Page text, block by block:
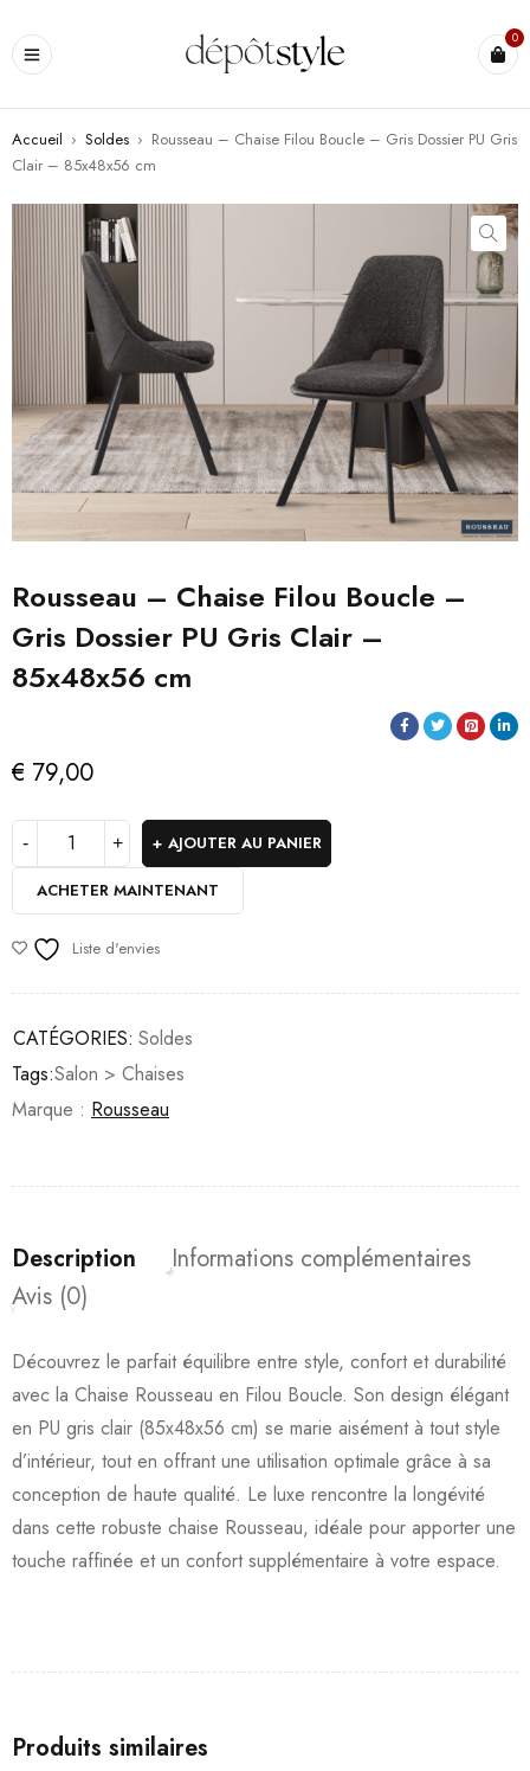
0
Accueil › Soldes › Rousseau – Chaise Filou Boucle – Gris Dossier PU Gris
Clair – 85x48x56 cm
Rousseau – Chaise Filou Boucle –
Gris Dossier PU Gris Clair –
85x48x56 cm
€ 79,00
AJOUTER AU PANIER
ACHETER MAINTENANT
Liste d'envies
CATÉGORIES: Soldes
Tags:Salon > Chaises
Marque : Rousseau
Description
Informations complémentaires
Avis (0)
Découvrez le parfait équilibre entre style, confort et durabilité
avec la Chaise Rousseau en Filou Boucle. Son design élégant
en PU gris clair (85x48x56 cm) se marie aisément à tout style
d’intérieur, tout en offrant une utilisation optimale grâce à sa
conception de haute qualité. Le luxe rencontre la longévité
dans cette robuste chaise Rousseau, idéale pour apporter une
touche raffinée et un confort supplémentaire à votre espace.
Produits similaires